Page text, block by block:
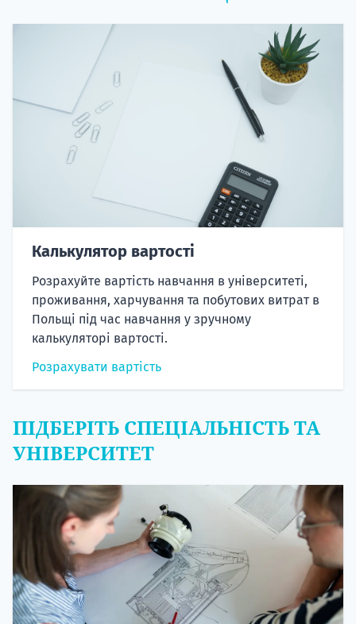
Калькулятор вартості
Розрахуйте вартість навчання в університеті,
проживання, харчування та побутових витрат в
Польщі під час навчання у зручному
калькуляторі вартості.
Розрахувати вартість
ПІДБЕРІТЬ СПЕЦІАЛЬНІСТЬ ТА
УНІВЕРСИТЕТ